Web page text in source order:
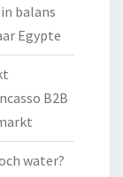
balans
Egypte
B2B
water?